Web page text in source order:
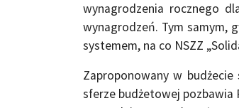
wynagrodzenia rocznego
wynagrodzeń. Tym samym,
systemem, na co NSZZ
Zaproponowany w
sferze budżetowej pozbawia